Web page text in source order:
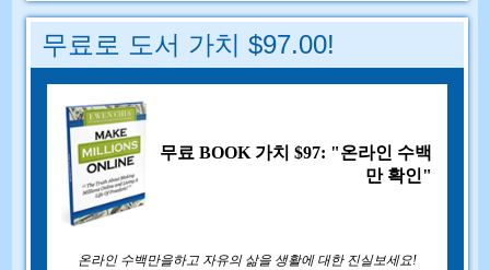
무료로 도서 가치 $97.00!
무료 BOOK 가치 $97: "온라인 수백
만 확인"
온라인 수백만을하고 자유의 삶을 생활에 대한 진실보세요!